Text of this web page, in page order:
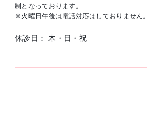
制となっております。
※火曜日午後は電話対応はしておりません。
休診日： 木・日・祝